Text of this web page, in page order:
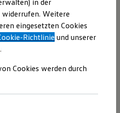
und Gebrauchtwagen
Zertifizierte Gebrauchtwagen
bei Gebrauchtwagen
)
in der
widerrufen. Weitere
eingesetzten Cookies
Richtlinie und unserer
.
Cookies werden durch